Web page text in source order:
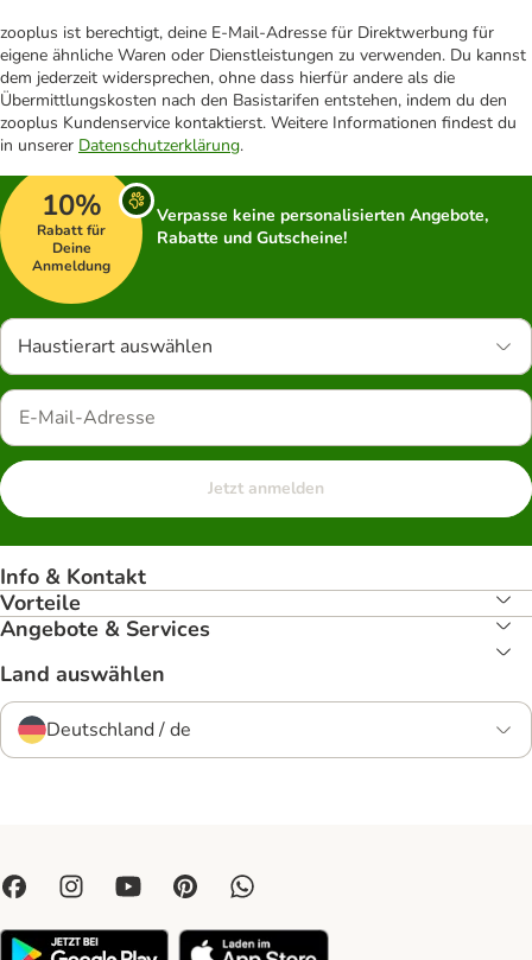
zooplus ist berechtigt, deine E-Mail-Adresse für Direktwerbung für
eigene ähnliche Waren oder Dienstleistungen zu verwenden. Du kannst
dem jederzeit widersprechen, ohne dass hierfür andere als die
Übermittlungskosten nach den Basistarifen entstehen, indem du den
zooplus Kundenservice kontaktierst. Weitere Informationen findest du
in unserer Datenschutzerklärung.
10%
Rabatt für
Deine
Anmeldung
Verpasse keine personalisierten Angebote,
Rabatte und Gutscheine!
Haustierart auswählen
Jetzt anmelden
Info & Kontakt
Vorteile
Angebote & Services
Land auswählen
Deutschland / de